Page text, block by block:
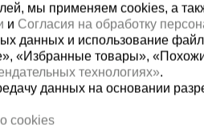
мы применяем cookies, а
и Согласия на обработку
данных и использование
«Избранные товары»,
технологиях».
данных на основании
cookies